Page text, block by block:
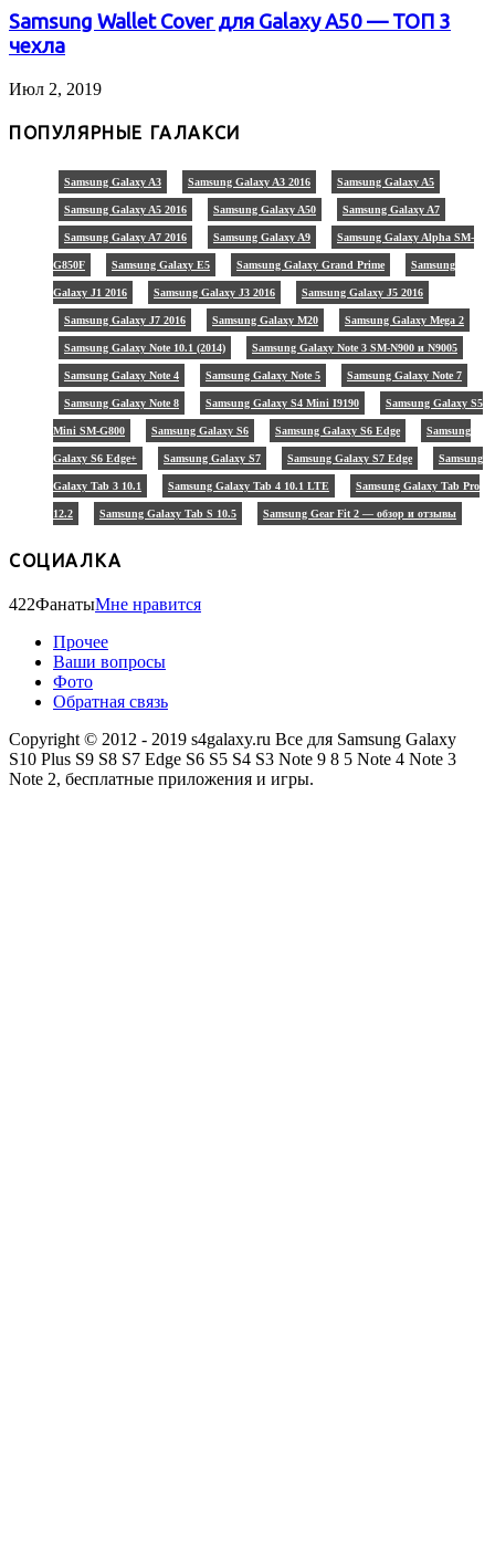
Samsung Wallet Cover для Galaxy A50 — ТОП 3
чехла
Июл 2, 2019
ПОПУЛЯРНЫЕ ГАЛАКСИ
Samsung Galaxy A3 Samsung Galaxy A3 2016 Samsung Galaxy A5
Samsung Galaxy A5 2016 Samsung Galaxy A50 Samsung Galaxy A7
Samsung Galaxy A7 2016 Samsung Galaxy A9 Samsung Galaxy Alpha SM-
G850F Samsung Galaxy E5 Samsung Galaxy Grand Prime Samsung
Galaxy J1 2016 Samsung Galaxy J3 2016 Samsung Galaxy J5 2016
Samsung Galaxy J7 2016 Samsung Galaxy M20 Samsung Galaxy Mega 2
Samsung Galaxy Note 10.1 (2014) Samsung Galaxy Note 3 SM-N900 и N9005
Samsung Galaxy Note 4 Samsung Galaxy Note 5 Samsung Galaxy Note 7
Samsung Galaxy Note 8 Samsung Galaxy S4 Mini I9190 Samsung Galaxy S5
Mini SM-G800 Samsung Galaxy S6 Samsung Galaxy S6 Edge Samsung
Galaxy S6 Edge+ Samsung Galaxy S7 Samsung Galaxy S7 Edge Samsung
Galaxy Tab 3 10.1 Samsung Galaxy Tab 4 10.1 LTE Samsung Galaxy Tab Pro
12.2 Samsung Galaxy Tab S 10.5 Samsung Gear Fit 2 — обзор и отзывы
СОЦИАЛКА
422ФанатыМне нравится
Прочее
Ваши вопросы
Фото
Обратная связь
Copyright © 2012 - 2019 s4galaxy.ru Все для Samsung Galaxy
S10 Plus S9 S8 S7 Edge S6 S5 S4 S3 Note 9 8 5 Note 4 Note 3
Note 2, бесплатные приложения и игры.